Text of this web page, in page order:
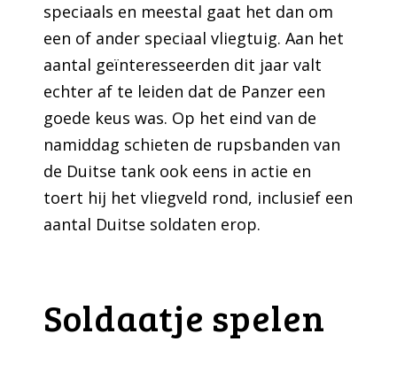
speciaals en meestal gaat het dan om
een of ander speciaal vliegtuig. Aan het
aantal geïnteresseerden dit jaar valt
echter af te leiden dat de Panzer een
goede keus was. Op het eind van de
namiddag schieten de rupsbanden van
de Duitse tank ook eens in actie en
toert hij het vliegveld rond, inclusief een
aantal Duitse soldaten erop.
Soldaatje spelen